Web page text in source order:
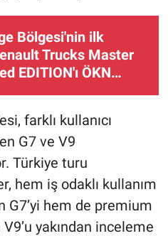
Bölgesi'nin ilk
Trucks Master
EDITION'ı ÖKN
farklı kullanıcı
G7 ve V9
Türkiye turu
hem iş odaklı kullanım
G7’yi hem de premium
yakından inceleme